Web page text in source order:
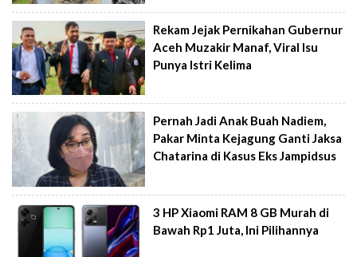
Rekam Jejak Pernikahan Gubernur
Aceh Muzakir Manaf, Viral Isu
Punya Istri Kelima
Pernah Jadi Anak Buah Nadiem,
Pakar Minta Kejagung Ganti Jaksa
Chatarina di Kasus Eks Jampidsus
3 HP Xiaomi RAM 8 GB Murah di
Bawah Rp1 Juta, Ini Pilihannya